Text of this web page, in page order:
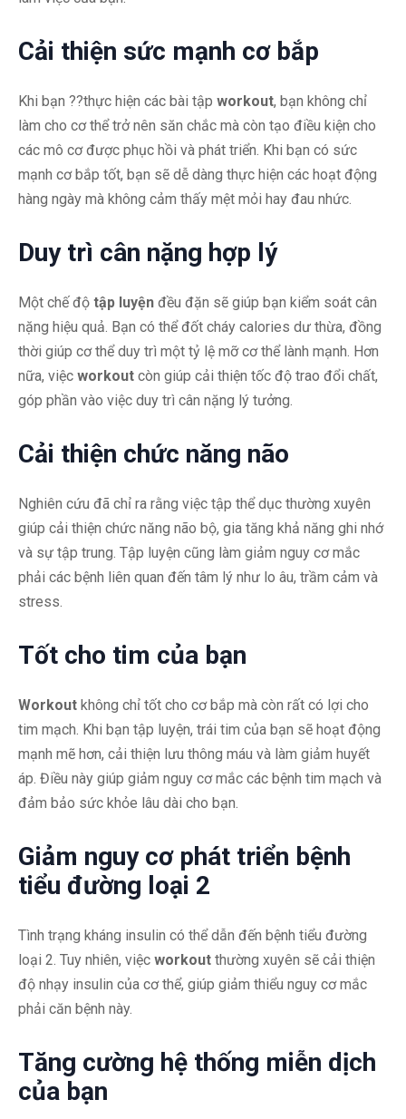
Cải thiện sức mạnh cơ bắp
Khi bạn ??thực hiện các bài tập workout, bạn không chỉ
làm cho cơ thể trở nên săn chắc mà còn tạo điều kiện cho
các mô cơ được phục hồi và phát triển. Khi bạn có sức
mạnh cơ bắp tốt, bạn sẽ dễ dàng thực hiện các hoạt động
hàng ngày mà không cảm thấy mệt mỏi hay đau nhức.
Duy trì cân nặng hợp lý
Một chế độ tập luyện đều đặn sẽ giúp bạn kiểm soát cân
nặng hiệu quả. Bạn có thể đốt cháy calories dư thừa, đồng
thời giúp cơ thể duy trì một tỷ lệ mỡ cơ thể lành mạnh. Hơn
nữa, việc workout còn giúp cải thiện tốc độ trao đổi chất,
góp phần vào việc duy trì cân nặng lý tưởng.
Cải thiện chức năng não
Nghiên cứu đã chỉ ra rằng việc tập thể dục thường xuyên
giúp cải thiện chức năng não bộ, gia tăng khả năng ghi nhớ
và sự tập trung. Tập luyện cũng làm giảm nguy cơ mắc
phải các bệnh liên quan đến tâm lý như lo âu, trầm cảm và
stress.
Tốt cho tim của bạn
Workout không chỉ tốt cho cơ bắp mà còn rất có lợi cho
tim mạch. Khi bạn tập luyện, trái tim của bạn sẽ hoạt động
mạnh mẽ hơn, cải thiện lưu thông máu và làm giảm huyết
áp. Điều này giúp giảm nguy cơ mắc các bệnh tim mạch và
đảm bảo sức khỏe lâu dài cho bạn.
Giảm nguy cơ phát triển bệnh
tiểu đường loại 2
Tình trạng kháng insulin có thể dẫn đến bệnh tiểu đường
loại 2. Tuy nhiên, việc workout thường xuyên sẽ cải thiện
độ nhạy insulin của cơ thể, giúp giảm thiểu nguy cơ mắc
phải căn bệnh này.
Tăng cường hệ thống miễn dịch
của bạn